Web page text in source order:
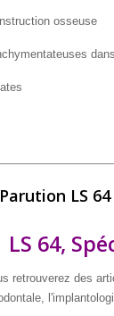
osseuse
Parution LS
LS 64,
retrouverez des